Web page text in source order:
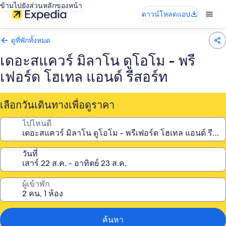
ข้ามไปยังส่วนหลักของหน้า
ดาวน์โหลดแอป
ดูที่พักทั้งหมด
เดอะสแควร์ มิลาโน ดูโอโม - พรี
เฟอร์ด โฮเทล แอนด์ รีสอร์ท
เลือกวันเดินทางเพื่อดูราคา
ไปไหนดี
วันที่
ผู้เข้าพัก
ค้นหา